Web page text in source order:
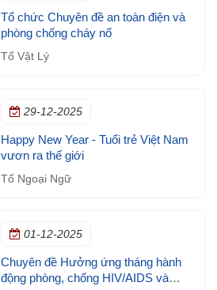
Tổ chức Chuyên đề an toàn điện và
phòng chống cháy nổ
Tổ Vật Lý
29-12-2025
Happy New Year - Tuổi trẻ Việt Nam
vươn ra thế giới
Tổ Ngoại Ngữ
01-12-2025
Chuyên đề Hưởng ứng tháng hành
động phòng, chống HIV/AIDS và